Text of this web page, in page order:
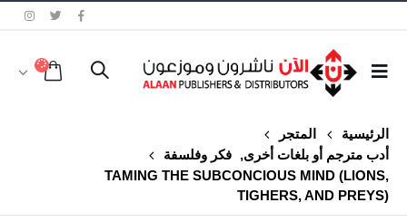
الرئيسية
المتجر
أدب مترجم أو بلغات أخرى, فكر وفلسفة
TAMING THE SUBCONCIOUS MIND (LIONS,
TIGHERS, AND PREYS)